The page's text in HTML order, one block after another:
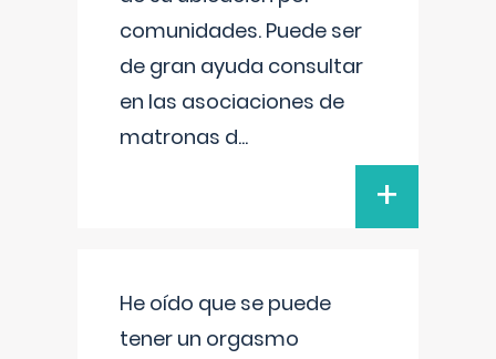
comunidades. Puede ser
de gran ayuda consultar
en las asociaciones de
matronas d...
+
He oído que se puede
tener un orgasmo